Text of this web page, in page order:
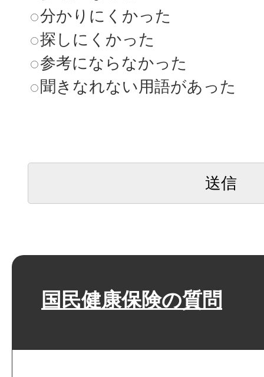
分かりにくかった
探しにくかった
参考にならなかった
聞きなれない用語があった
国民健康保険の質問